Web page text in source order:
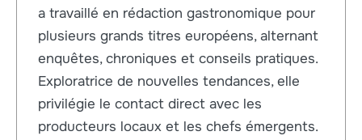
a travaillé en rédaction gastronomique pour
plusieurs grands titres européens, alternant
enquêtes, chroniques et conseils pratiques.
Exploratrice de nouvelles tendances, elle
privilégie le contact direct avec les
producteurs locaux et les chefs émergents.